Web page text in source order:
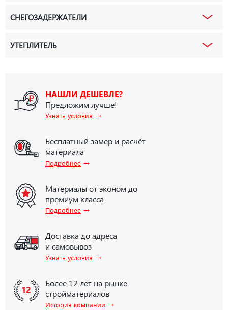
СНЕГОЗАДЕРЖАТЕЛИ
УТЕПЛИТЕЛЬ
НАШЛИ ДЕШЕВЛЕ?
Предложим лучше!
Узнать условия →
Бесплатный замер и расчёт
материала
Подробнее →
Материалы от эконом до
премиум класса
Подробнее →
Доставка до адреса
и самовывоз
Узнать условия →
Более 12 лет на рынке
стройматериалов
История компании →